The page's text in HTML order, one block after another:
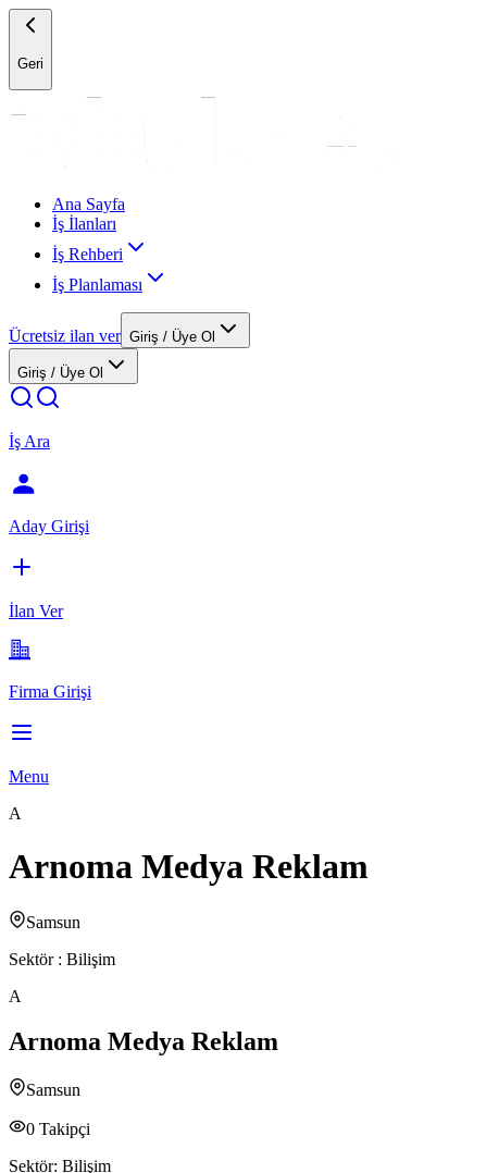
Geri
Ana Sayfa
İş İlanları
İş Rehberi
İş Planlaması
Ücretsiz ilan ver Giriş / Üye Ol
Giriş / Üye Ol
İş Ara
Aday Girişi
İlan Ver
Firma Girişi
Menu
A
Arnoma Medya Reklam
Samsun
Sektör : Bilişim
A
Arnoma Medya Reklam
Samsun
0 Takipçi
Sektör: Bilişim